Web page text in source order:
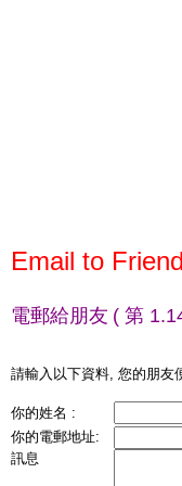
Email to
電郵給朋友 ( 第
請輸入以下資料, 您的朋友
你的姓名 :
你的電郵地址:
訊息